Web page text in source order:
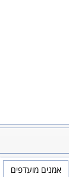
אמנים מועדפים